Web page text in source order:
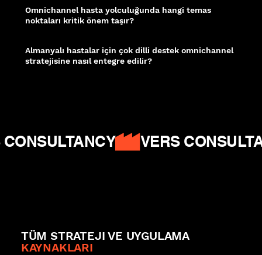
Omnichannel hasta yolculuğunda hangi temas
noktaları kritik önem taşır?
Almanyalı hastalar için çok dilli destek omnichannel
stratejisine nasıl entegre edilir?
CONSULTANCY
TÜM STRATEJI VE UYGULAMA
KAYNAKLARI